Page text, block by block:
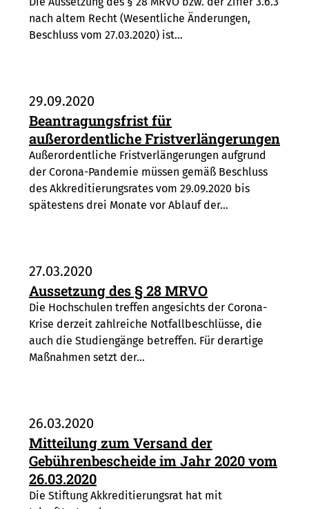
nach altem Recht (Wesentliche Änderungen,
Beschluss vom 27.03.2020) ist…
29.09.2020
Beantragungsfrist für
außerordentliche Fristverlängerungen
Außerordentliche Fristverlängerungen aufgrund
der Corona-Pandemie müssen gemäß Beschluss
des Akkreditierungsrates vom 29.09.2020 bis
spätestens drei Monate vor Ablauf der…
27.03.2020
Aussetzung des § 28 MRVO
Die Hochschulen treffen angesichts der Corona-
Krise derzeit zahlreiche Notfallbeschlüsse, die
auch die Studiengänge betreffen. Für derartige
Maßnahmen setzt der…
26.03.2020
Mitteilung zum Versand der
Gebührenbescheide im Jahr 2020 vom
26.03.2020
Die Stiftung Akkreditierungsrat hat mit